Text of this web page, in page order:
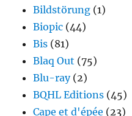
Bildstörung (1)
Biopic (44)
Bis (81)
Blaq Out (75)
Blu-ray(2)
BQHL Editions (45)
Cape et d'épée (23)